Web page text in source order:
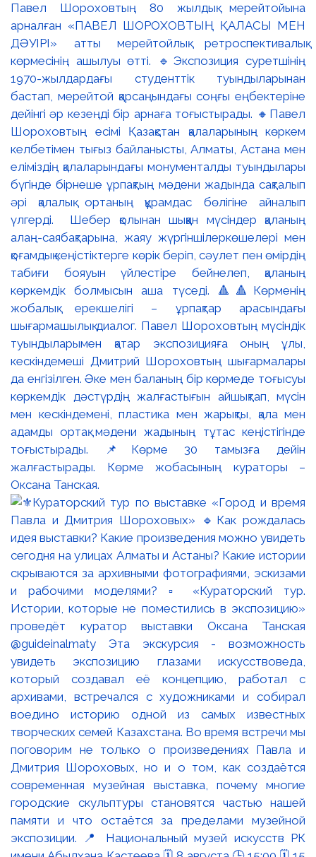
Павел Шороховтың 80 жылдық мерейтойына
арналған «ПАВЕЛ ШОРОХОВТЫҢ ҚАЛАСЫ МЕН
ДӘУІРІ» атты мерейтойлық ретроспективалық
көрмесінің ашылуы өтті. 🔹Экспозиция суретшінің
1970-жылдардағы студенттік туындыларынан
бастап, мерейтой қарсаңындағы соңғы еңбектеріне
дейінгі әр кезеңді бір арнаға тоғыстырады. 🔸Павел
Шороховтың есімі Қазақстан қалаларының көркем
келбетімен тығыз байланысты, Алматы, Астана мен
еліміздің қалаларындағы монументалды туындылары
бүгінде бірнеше ұрпақтың мәдени жадында сақталып
әрі қалалық ортаның құрамдас бөлігіне айналып
үлгерді. Шебер қолынан шыққан мүсіндер қаланың
алаң-саябақтарына, жаяу жүргіншілеркөшелері мен
қоғамдық кеңістіктерге көрік беріп, сәулет пен өмірдің
табиғи бояуын үйлестіре бейнелеп, қаланың
көркемдік болмысын аша түседі. 🔺🔺Көрменің
жобалық ерекшелігі – ұрпақтар арасындағы
шығармашылық диалог. Павел Шороховтың мүсіндік
туындыларымен қатар экспозицияға оның ұлы,
кескіндемеші Дмитрий Шороховтың шығармалары
да енгізілген. Әке мен баланың бір көрмеде тоғысуы
көркемдік дәстүрдің жалғастығын айшықтап, мүсін
мен кескіндемені, пластика мен жарықты, қала мен
адамды ортақ мәдени жадының тұтас кеңістігінде
тоғыстырады. 📌Көрме 30 тамызға дейін
жалғастырады. Көрме жобасының кураторы –
Оксана Танская.